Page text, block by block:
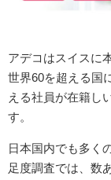
アデコは スイスに
世界60を超える国
える社員が在籍し
す。
日本国内でも多く
足度調査では、数